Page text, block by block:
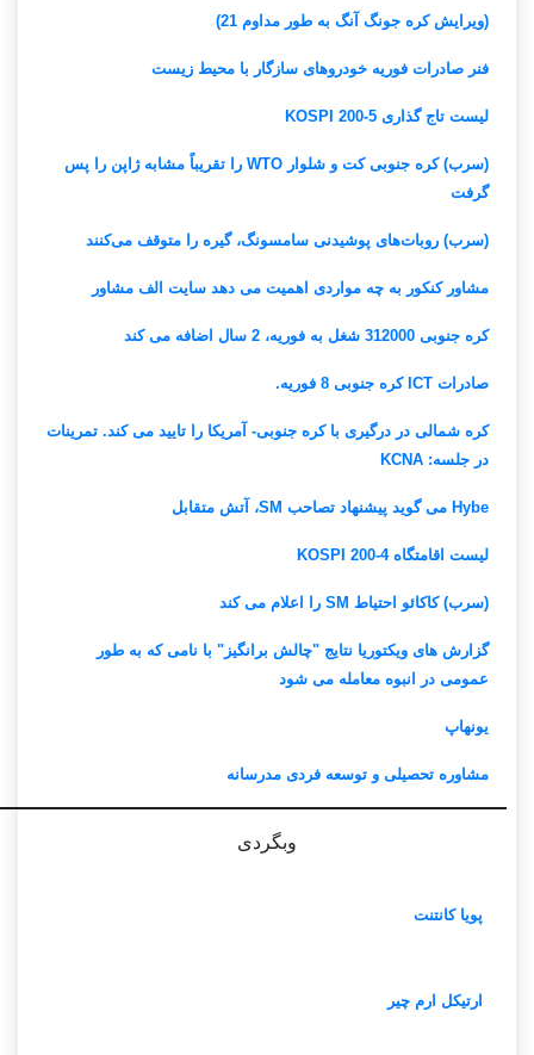
(ویرایش کره جونگ آنگ به طور مداوم 21)
فنر صادرات فوریه خودروهای سازگار با محیط زیست
لیست تاج گذاری KOSPI 200-5
(سرب) کره جنوبی کت و شلوار WTO را تقریباً مشابه ژاپن را پس
گرفت
(سرب) روبات‌های پوشیدنی سامسونگ، گیره را متوقف می‌کنند
مشاور کنکور به چه مواردی اهمیت می دهد سایت الف مشاور
کره جنوبی 312000 شغل به فوریه، 2 سال اضافه می کند
صادرات ICT کره جنوبی 8 فوریه.
کره شمالی در درگیری با کره جنوبی- آمریکا را تایید می کند. تمرینات
در جلسه: KCNA
Hybe می گوید پیشنهاد تصاحب SM، آتش متقابل
لیست اقامتگاه KOSPI 200-4
(سرب) کاکائو احتیاط SM را اعلام می کند
گزارش های ویکتوریا نتایج "چالش برانگیز" با نامی که به طور
عمومی در انبوه معامله می شود
یونهاپ
مشاوره تحصیلی و توسعه فردی مدرسانه
وبگردی
پویا کانتنت
ارتیکل ارم چیر